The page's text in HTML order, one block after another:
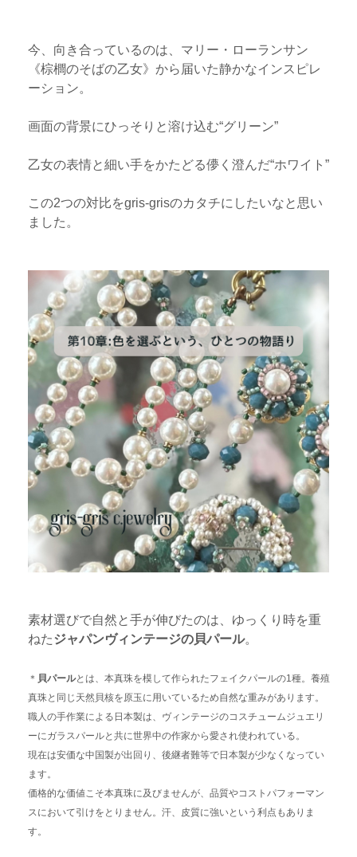
今、向き合っているのは、マリー・ローランサン
《棕櫚のそばの乙女》から届いた静かなインスピレ
ーション。
画面の背景にひっそりと溶け込む“グリーン”
乙女の表情と細い手をかたどる儚く澄んだ“ホワイト”
この2つの対比をgris-grisのカタチにしたいなと思い
ました。
素材選びで自然と手が伸びたのは、ゆっくり時を重
ねたジャパンヴィンテージの貝パール。
＊ 貝パールとは、本真珠を模して作られたフェイクパールの1種。養殖
真珠と同じ天然貝核を原玉に用いているため自然な重みがあります。
職人の手作業による日本製は、
ヴィンテージのコスチュームジュエリ
ーにガラスパールと共に世界中の作家から愛され使われている。
現在は安価な中国製が出回り、後継者難等で日本製が少なくなってい
ます。
価格的な価値こそ本真珠に及びませんが、品質やコストパフォーマン
スにおいて引けをとりません。汗、皮質に強いという利点もありま
す。